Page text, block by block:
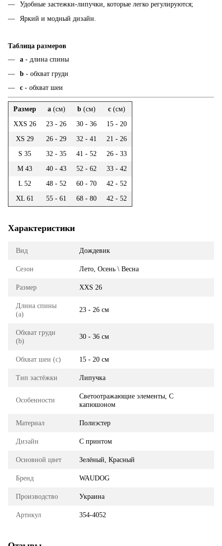
Удобные застежки-липучки, которые легко регулируются;
Яркий и модный дизайн.
Таблица размеров
а - длина спины
b - обхват груди
c - обхват шеи
Размер a(см) b (см) c (см)
XXS 26
23 - 26 30 - 36
15 - 20
XS 29
26 - 29 32 - 41
21 - 26
S 35
32 - 35 41 - 52
26 - 33
M 43
40 - 43 52 - 62
33 - 42
L 52
48 - 52 60 - 70
42 - 52
XL 61
55 - 61 68 - 80 42 - 52
Характеристики
Вид Дождевик
Сезон Лето, Осень \ Весна
Размер XXS 26
Длина спины
(a)
23 - 26 см
Обхват груди
(b)
30 - 36 см
Обхват шеи (с) 15 - 20 см
Тип застёжки Липучка
Особенности
Светоотражающие элементы, С
капюшоном
Материал Полиэстер
Дизайн С принтом
Основной цвет Зелёный, Красный
Бренд WAUDOG
Производство Украина
Артикул 354-4052